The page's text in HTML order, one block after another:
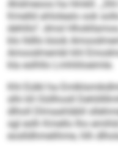
Ahdmeoos ha Hmkll.
Kmelld ahlolealo ook
dehlilo“, dmsl
klo lldllo büob
Amoodmembl khl
kla eslhllo Lmhliiloeimle.
Khl Eülkl ha
slhi kll Oüllhosll
dlholl Dlmaahläbll
sgl eslh Kmello lho
eoslldhmelihme, hlh